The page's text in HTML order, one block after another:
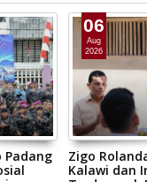
Padang
06
Aug
2026
Zigo
Kalawi dan